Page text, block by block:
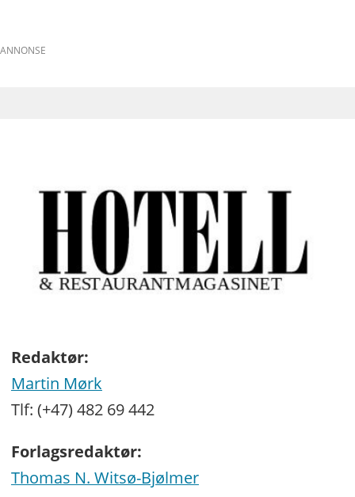
ANNONSE
Redaktør:
Martin Mørk
Tlf: (+47) 482 69 442
Forlagsredaktør:
Thomas N. Witsø-Bjølmer